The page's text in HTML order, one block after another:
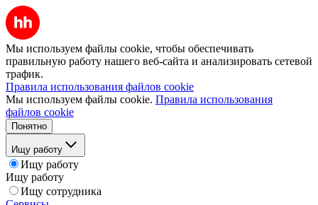
Мы используем файлы cookie, чтобы обеспечивать
правильную работу нашего веб-сайта и анализировать сетевой
трафик.
Правила использования файлов cookie
Мы используем файлы cookie. Правила использования
файлов cookie
Понятно
Ищу работу
Ищу работу
Ищу работу
Ищу сотрудника